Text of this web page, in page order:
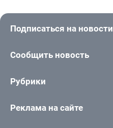
Подписаться на новости
Сообщить новость
Рубрики
Реклама на сайте